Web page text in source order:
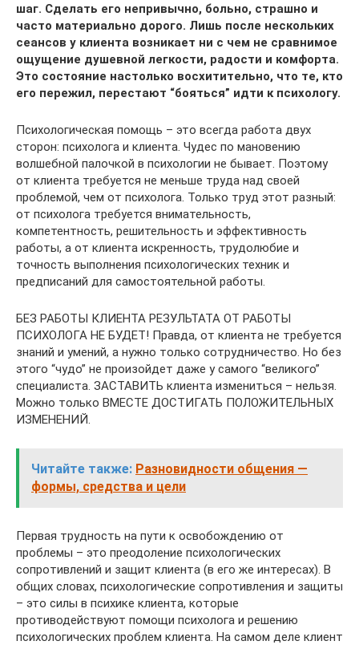
шаг. Сделать его непривычно, больно, страшно и
часто материально дорого. Лишь после нескольких
сеансов у клиента возникает ни с чем не сравнимое
ощущение душевной легкости, радости и комфорта.
Это состояние настолько восхитительно, что те, кто
его пережил, перестают “бояться” идти к психологу.
Психологическая помощь – это всегда работа двух
сторон: психолога и клиента. Чудес по мановению
волшебной палочкой в психологии не бывает. Поэтому
от клиента требуется не меньше труда над своей
проблемой, чем от психолога. Только труд этот разный:
от психолога требуется внимательность,
компетентность, решительность и эффективность
работы, а от клиента искренность, трудолюбие и
точность выполнения психологических техник и
предписаний для самостоятельной работы.
БЕЗ РАБОТЫ КЛИЕНТА РЕЗУЛЬТАТА ОТ РАБОТЫ
ПСИХОЛОГА НЕ БУДЕТ! Правда, от клиента не требуется
знаний и умений, а нужно только сотрудничество. Но без
этого “чудо” не произойдет даже у самого “великого”
специалиста. ЗАСТАВИТЬ клиента измениться – нельзя.
Можно только ВМЕСТЕ ДОСТИГАТЬ ПОЛОЖИТЕЛЬНЫХ
ИЗМЕНЕНИЙ.
Читайте также: Разновидности общения —
формы, средства и цели
Первая трудность на пути к освобождению от
проблемы – это преодоление психологических
сопротивлений и защит клиента (в его же интересах). В
общих словах, психологические сопротивления и защиты
– это силы в психике клиента, которые
противодействуют помощи психолога и решению
психологических проблем клиента. На самом деле клиент